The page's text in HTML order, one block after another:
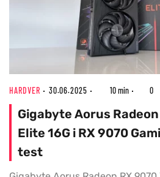
HARDVER 30.06.2025 10 min 0
Gigabyte Aorus
Elite 16G i RX 9070
test